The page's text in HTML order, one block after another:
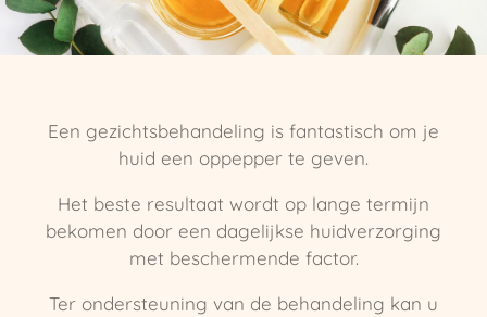
Een gezichtsbehandeling is fantastisch om je
huid een oppepper te geven.
Het beste resultaat wordt op lange termijn
bekomen door een dagelijkse huidverzorging
met beschermende factor.
Ter ondersteuning van de behandeling kan u